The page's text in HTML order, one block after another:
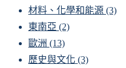
材料、化學和能源 (3)
東南亞 (2)
歐洲 (13)
歷史與文化 (3)